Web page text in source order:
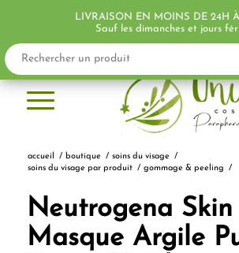
accueil / boutique / soins du visage
/
soins du visage par produit / gommage & peeling /
Neutrogena
Masque Argile
LIVRAISON EN MOINS DE 24H
Sauf les dimanches et jours